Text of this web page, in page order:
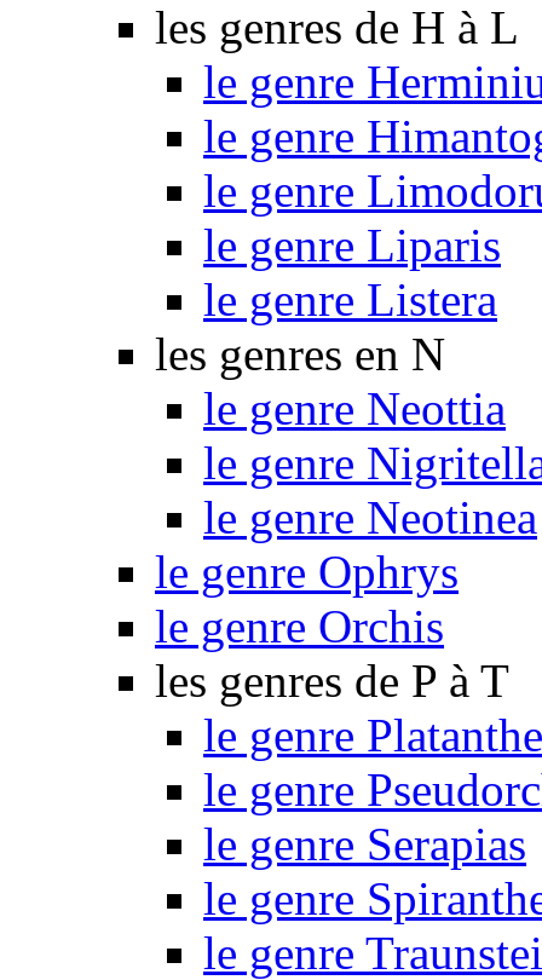
les genres de H à L
le genre
le genre
le genre
le genre Liparis
le genre Listera
les genres en N
le genre Neottia
le genre
le genre Neotinea
le genre Ophrys
le genre Orchis
les genres de P à T
le genre
le genre
le genre Serapias
le genre
le genre